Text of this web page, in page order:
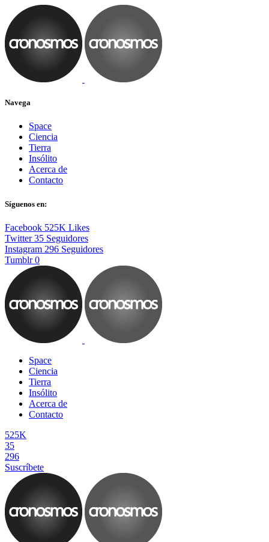
Navega
Space
Ciencia
Tierra
Insólito
Acerca de
Contacto
Síguenos en:
Facebook 525K Likes
Twitter 35 Seguidores
Instagram 296 Seguidores
Tumblr 0
Space
Ciencia
Tierra
Insólito
Acerca de
Contacto
525K
35
296
Suscríbete